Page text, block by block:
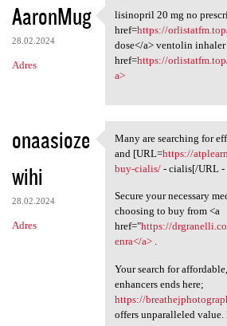
AaronMug
28.02.2024
Adres
lisinopril 20 mg no
lisinopril 20 mg no
href=https://
dose</a> ventolin
href=https://
a>
onaasioze
wihi
28.02.2024
Adres
Many are searching
Many are searching for
and [URL=https://
buy-cialis/- cialis[/URL -
Secure your necessary
choosing to buy from <a
href="https://
enra</a>.
Your search for
enhancers ends here;
https://
offers unparalleled